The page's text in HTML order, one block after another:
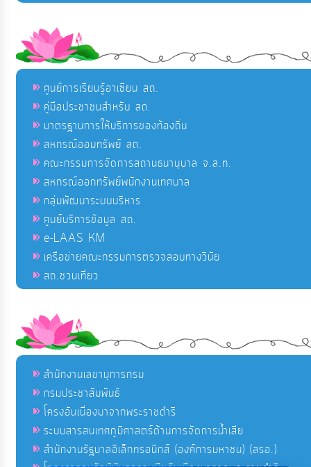
ศูนย์การเรียนรู้อาเซียน สถ.
คู่มือประชาชนสำหรับ สถ.
มาตรฐานการให้บริการของท้องถิ่น
สหกรณ์ออมทรัพย์ สถ.
คณะกรรมการจัดการสถานธนานุบาล จ.ส.ท.
สหกรณ์ออกทรัพย์พนักงานเทศบาล
กลุ่มพัฒนาระบบบริหาร
ศูนย์บริการข้อมูล สถ.
e-LAAS KM
เครือข่ายคณะกรรมการตรวจสอบทางวินัย
สถ.ชวนเที่ยว
สำนักงานเลขานุการกรม
กรมประชาสัมพันธ์
โครงอันเนื่องมาจากพระราชดำริ
ระบบสารสนเทศภูมิศาสตร์ด้านการจัดการน้ำเสีย
สำนักงานรัฐบาลอิเล็กทรอนิกส์ (องค์การมหาชน) (สรอ.)